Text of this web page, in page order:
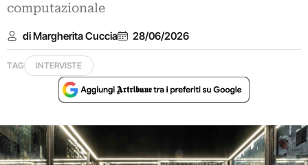
computazionale
di Margherita Cuccia 28/06/2026
TAG INTERVISTE